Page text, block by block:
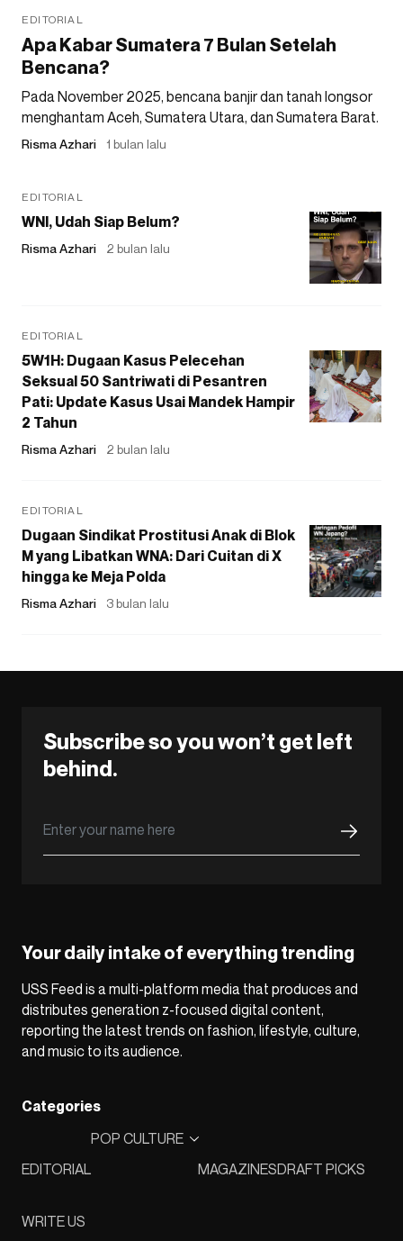
EDITORIAL
Apa Kabar Sumatera 7 Bulan Setelah
Bencana?
Pada November 2025, bencana banjir dan tanah longsor
menghantam Aceh, Sumatera Utara, dan Sumatera Barat.
Risma Azhari 1 bulan lalu
EDITORIAL
WNI, Udah Siap Belum?
Risma Azhari 2 bulan lalu
EDITORIAL
5W1H: Dugaan Kasus Pelecehan
Seksual 50 Santriwati di Pesantren
Pati: Update Kasus Usai Mandek Hampir
2 Tahun
Risma Azhari 2 bulan lalu
EDITORIAL
Dugaan Sindikat Prostitusi Anak di Blok
M yang Libatkan WNA: Dari Cuitan di X
hingga ke Meja Polda
Risma Azhari 3 bulan lalu
Subscribe so you won’t get left
behind.
Your daily intake of everything trending
USS Feed is a multi-platform media that produces and
distributes generation z-focused digital content,
reporting the latest trends on fashion, lifestyle, culture,
and music to its audience.
Categories
EDITORIAL
POP CULTURE
MAGAZINESDRAFT PICKS
WRITE US